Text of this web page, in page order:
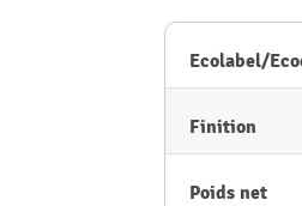
Ecolabel/
Finition
Poids net